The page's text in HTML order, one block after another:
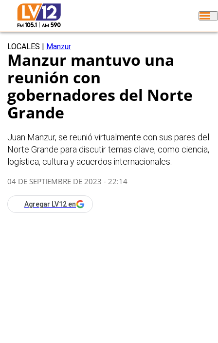
LOCALES Manzur
Manzur mantuvo una
reunión con
gobernadores del Norte
Grande
Juan Manzur, se reunió virtualmente con sus pares del
Norte Grande para discutir temas clave, como ciencia,
logística, cultura y acuerdos internacionales.
04 DE SEPTIEMBRE DE 2023 - 22:14
Agregar LV12 en